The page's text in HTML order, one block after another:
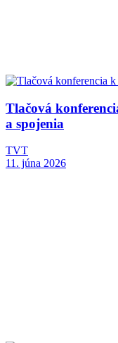
Tlačová
a spojenia
TVT
11. júna 2026